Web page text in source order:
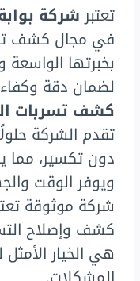
تعتبرشركة
في مجال كشف
بخبرتها
لضمان دقة
كشف تسربات
تقدم الشركة
دون تكسير، مما
ويوفر الوقت
شركة موثوقة
كشف وإصلاح
هي الخيار